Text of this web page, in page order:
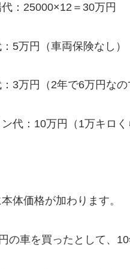
：25000×12＝30万円
5万円（車両保険なし）
3万円（2年で6万円なの
代：10万円（1万キロく
体価格が加わります。
の車を買ったとして、